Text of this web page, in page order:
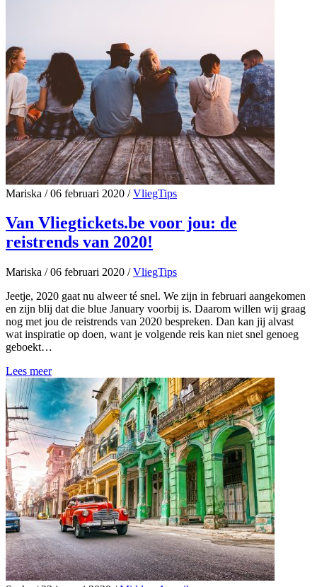
Mariska /06 februari 2020 / VliegTips
Van Vliegtickets.be voor jou: de
reistrends van 2020!
Mariska /06 februari 2020 / VliegTips
Jeetje, 2020 gaat nu alweer té snel. We zijn in februari aangekomen
en zijn blij dat die blue January voorbij is. Daarom willen wij graag
nog met jou de reistrends van 2020 bespreken. Dan kan jij alvast
wat inspiratie op doen, want je volgende reis kan niet snel genoeg
geboekt…
Lees meer